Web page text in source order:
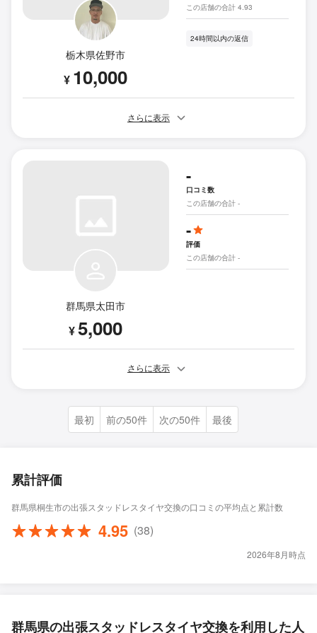
栃木県佐野市
¥ 10,000
この店舗の合計 4.93
24時間以内の返信
さらに表示
群馬県太田市
¥5,000
-
口コミ数
この店舗の合計 -
-
評価
この店舗の合計 -
さらに表示
最初 前の50件 次の50件 最後
累計評価
群馬県桐生市の出張スタッドレスタイヤ交換の口コミの平均点と累計数
4.95 (38)
2026年8月時点
群馬県の出張スタッドレスタイヤ交換を利用した人